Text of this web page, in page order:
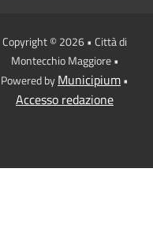
Copyright © 2026 • Città di
Montecchio Maggiore •
Powered byMunicipium•
Accesso redazione